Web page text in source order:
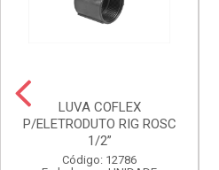
LUVA COFLEX
P/ELETRODUTO RIG ROSC
1/2”
Código: 12786